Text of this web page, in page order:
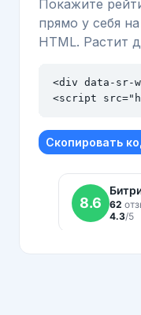
Покажите
прямо у себя
HTML. Растит
<div data-sr-
<script
Скопировать